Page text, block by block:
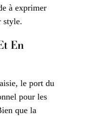
à exprimer
style.
En
le port du
pour les
que la